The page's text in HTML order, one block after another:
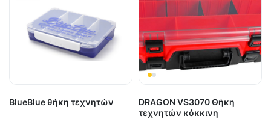
BlueBlue θήκη τεχνητών
DRAGON VS3070 Θήκη
τεχνητών κόκκινη